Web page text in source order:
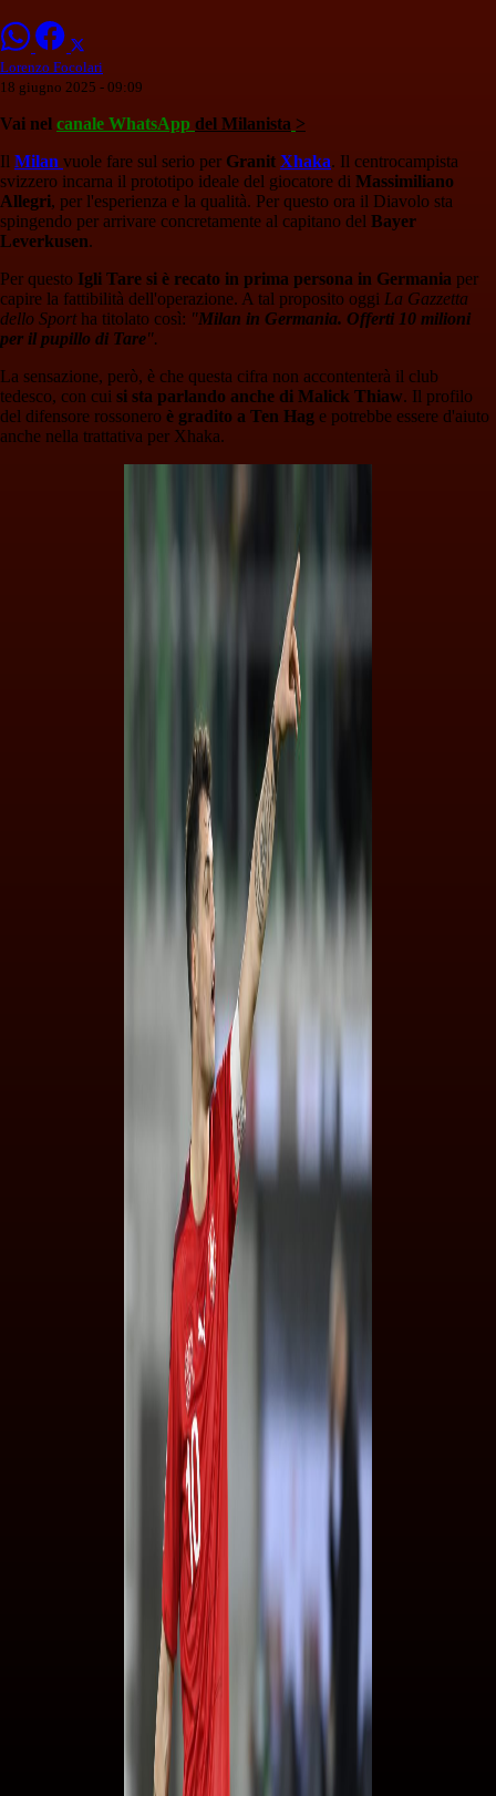
Lorenzo Focolari
18 giugno 2025 - 09:09
Vai nel canale WhatsApp del Milanista >
Il Milan vuole fare sul serio per Granit Xhaka. Il centrocampista
svizzero incarna il prototipo ideale del giocatore di Massimiliano
Allegri, per l'esperienza e la qualità. Per questo ora il Diavolo sta
spingendo per arrivare concretamente al capitano del Bayer
Leverkusen.
Per questo Igli Tare si è recato in prima persona in Germania per
capire la fattibilità dell'operazione. A tal proposito oggi La Gazzetta
dello Sportha titolato così: "Milan in Germania. Offerti 10 milioni
per il pupillo di Tare".
La sensazione, però, è che questa cifra non accontenterà il club
tedesco, con cui si sta parlando anche di Malick Thiaw. Il profilo
del difensore rossonero è gradito a Ten Hag e potrebbe essere d'aiuto
anche nella trattativa per Xhaka.